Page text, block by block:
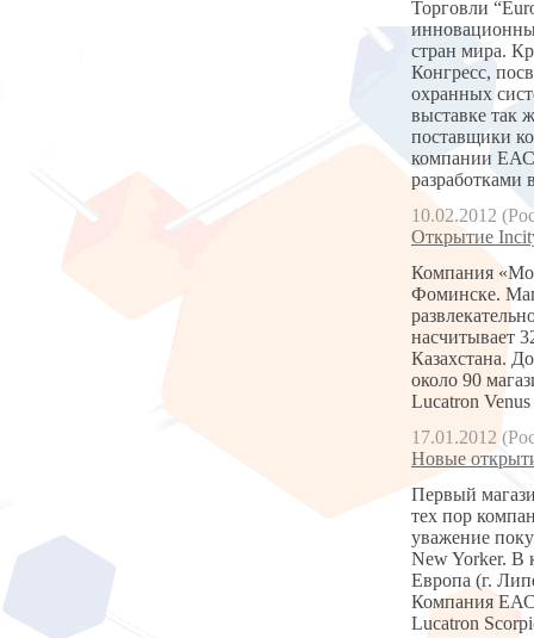
Торговли
стран мира.
Конгресс,
охранных
выставке так
поставщики
компании ЕАС
разработками
10.02.2012
Открытие
Компания
Фоминске.
насчитывает
Казахстана.
около 90
Lucatron
17.01.2012
Новые
Первый
тех пор
уважение
New Yorker. В
Европа (г.
Компания ЕАС
Lucatron